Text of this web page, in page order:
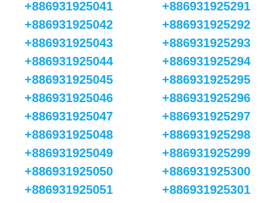
+886931925041
+886931925042
+886931925043
+886931925044
+886931925045
+886931925046
+886931925047
+886931925048
+886931925049
+886931925050
+886931925051
+886931925291
+886931925292
+886931925293
+886931925294
+886931925295
+886931925296
+886931925297
+886931925298
+886931925299
+886931925300
+886931925301